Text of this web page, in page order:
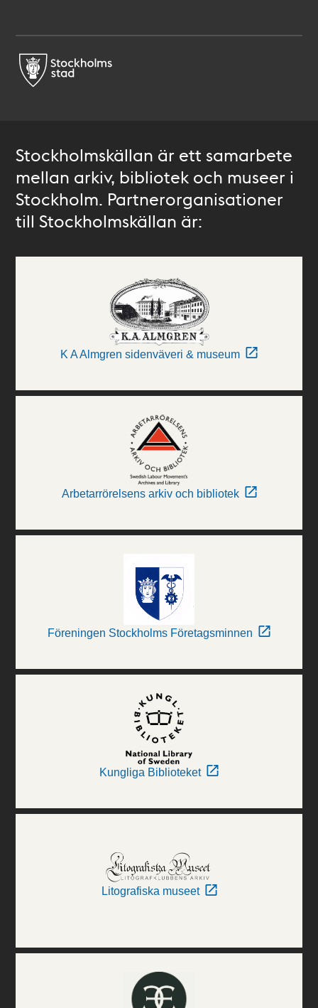
Stockholmskällan är ett samarbete
mellan arkiv, bibliotek och museer i
Stockholm. Partnerorganisationer
till Stockholmskällan är:
K A Almgren sidenväveri & museum
Arbetarrörelsens arkiv och bibliotek
Föreningen Stockholms Företagsminnen
Kungliga Biblioteket
Litografiska museet